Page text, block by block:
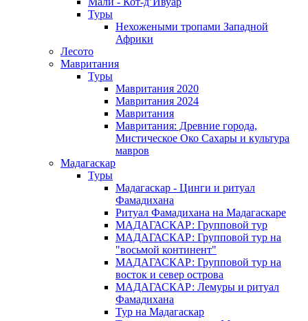
Туры
Нехожеными тропами Западной
Африки
Лесото
Мавритания
Туры
Мавритания 2020
Мавритания 2024
Мавритания
Мавритания: Древние города,
Мистическое Око Сахары и культура
мавров
Мадагаскар
Туры
Мадагаскар - Цинги и ритуал
Фамадихана
Ритуал Фамадихана на Мадагаскаре
МАДАГАСКАР: Групповой тур
МАДАГАСКАР: Групповой тур на
"восьмой континент"
МАДАГАСКАР: Групповой тур на
восток и север острова
МАДАГАСКАР: Лемуры и ритуал
Фамадихана
Тур на Мадагаскар